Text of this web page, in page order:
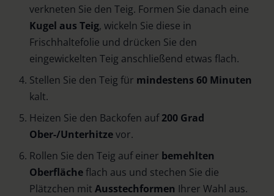
verkneten Sie den Teig. Formen Sie danach eine
Kugel aus Teig, wickeln Sie diese in
Frischhaltefolie und drücken Sie den
eingewickelten Teig anschließend etwas flach.
Stellen Sie den Teig für mindestens 60 Minuten
kalt.
Heizen Sie den Backofen auf200 Grad
Ober-/Unterhitzevor.
Rollen Sie den Teig auf einer bemehlten
Oberflächeflach aus und stechen Sie die
Plätzchen mit Ausstechformen Ihrer Wahl aus.